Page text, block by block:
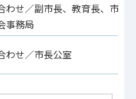
わせ／副市長、教育長、市長
事務局
わせ／市長公室